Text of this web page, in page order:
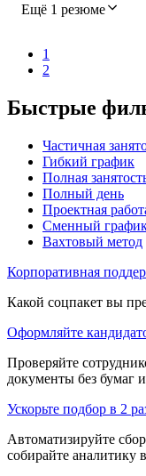
Ещё 1 резюме
1
2
Быстрые
Частичная
Гибкий график
Полная
Полный день
Проектная
Сменный
Вахтовый метод
Корпоративная
Какой соцпакет вы
Оформляйте
Проверяйте
документы без бумаг
Ускорьте подбор в 2
Автоматизируйте
собирайте аналитику